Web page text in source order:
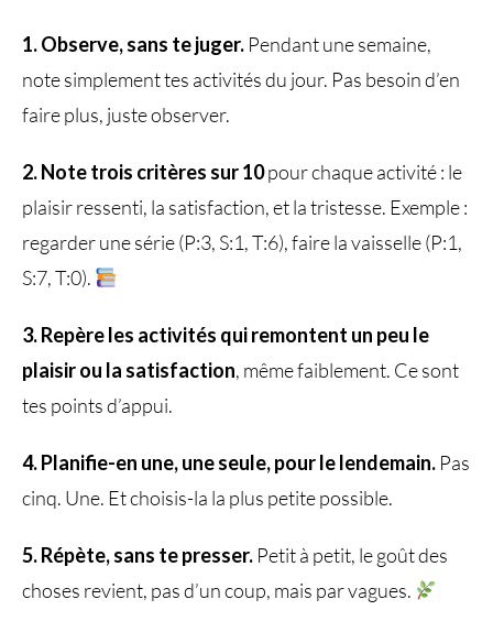
1. Observe, sans te juger. Pendant une semaine,
note simplement tes activités du jour. Pas besoin d’en
faire plus, juste observer.
2. Note trois critères sur 10pour chaque activité : le
plaisir ressenti, la satisfaction, et la tristesse. Exemple :
regarder une série (P:3, S:1, T:6), faire la vaisselle (P:1,
S:7, T:0).
3. Repère les activités qui remontent un peu le
plaisir ou la satisfaction, même faiblement. Ce sont
tes points d’appui.
4. Planifie-en une, une seule, pour le lendemain. Pas
cinq. Une. Et choisis-la la plus petite possible.
5. Répète, sans te presser. Petit à petit, le goût des
choses revient, pas d’un coup, mais par vagues.